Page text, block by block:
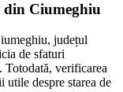
din Ciumeghiu
județul
de sfaturi
Totodată, verificarea
despre starea de